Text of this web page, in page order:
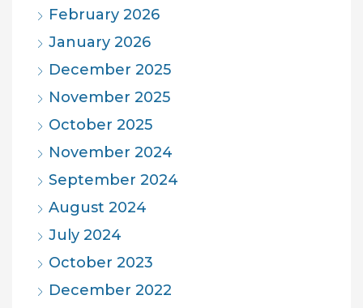
February 2026
January 2026
December 2025
November 2025
October 2025
November 2024
September 2024
August 2024
July 2024
October 2023
December 2022